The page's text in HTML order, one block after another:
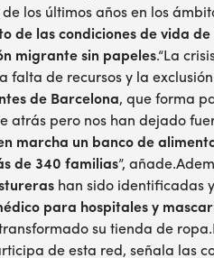
los últimos años en los
de las condiciones de vida
migrante sin papeles.“La
de recursos y la exclusión
de Barcelona, que forma
atrás pero nos han dejado
marcha un banco de
de 340 familias”,
han sido identificadas y
para hospitales y
su tienda de
de esta red, señala las